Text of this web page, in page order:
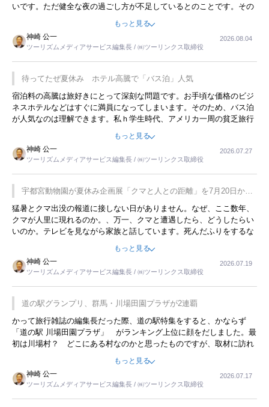
いです。ただ健全な夜の過ごし方が不足しているとのことです。その
ような意味で、金曜夜にこのようなイベントが行われれば、日本人に
限らず外国人にとっても楽しみが増えるでしょうね。
もっと見る
神崎 公一
ツーリズムメディアサービス編集長 / ㈱ツーリンクス取締役
2026.08.04
待ってたぜ夏休み ホテル高騰で「バス泊」人気
宿泊料の高騰は旅好きにとって深刻な問題です。お手頃な価格のビジ
ネスホテルなどはすぐに満員になってしまいます。そのため、バス泊
が人気なのは理解できます。私ｈ学生時代、アメリカ一周の貧乏旅行
をした時は、移動はグレイハウンドバスでした。夕方から夜の便を利
用してホテル代を浮かせていました。ただし、若いからできたことで
す。若い人が夜行バスで京都に行った、青森に行ったと聞くと、疲れ
が残らないのかなと思ってしまいます。
もっと見る
神崎 公一
ツーリズムメディアサービス編集長 / ㈱ツーリンクス取締役
2026.07.27
宇都宮動物園が夏休み企画展「クマと人との距離」を7月20日から
開催
猛暑とクマ出没の報道に接しない日がありません。なぜ、ここ数年、
クマが人里に現れるのか。、万一、クマと遭遇したら、どうしたらい
いのか。テレビを見ながら家族と話しています。死んだふりをするな
んてことは、冗談でもいえません。そんな中で、この企画展はタイム
もっと見る
神崎 公一
ツーリズムメディアサービス編集長 / ㈱ツーリンクス取締役
2026.07.19
道の駅グランプリ、群馬・川場田園プラザが2連覇
かって旅行雑誌の編集長だった際、道の駅特集をすると、かならず
「道の駅 川場田園プラザ」 がランキング上位に顔をだしました。最
初は川場村？ どこにある村なのかと思ったものですが、取材に訪れ
永井 彰一社長にインタビューしたら、興味深い話が次々が飛び出しま
した。プレゼンも巧みで、今でも思い出すことが２つあります。一つ
は、従業員に東京ディズニーランドを見学させ、サービス業、接客業
の何かを理解してもらっていることです。 もう一つは1800円もする
プレミアムヨーグルトを販売するにあたり、社内に懸念もあったそう
もっと見る
神崎 公一
ツーリズムメディアサービス編集長 / ㈱ツーリンクス取締役
2026.07.17